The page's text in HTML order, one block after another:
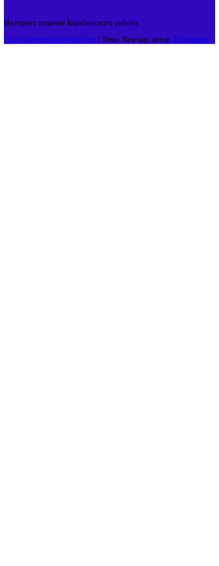
Интернет издание Барабинского района
Сайт работает на WordPress | Тема: Newsup, автор Themeansar